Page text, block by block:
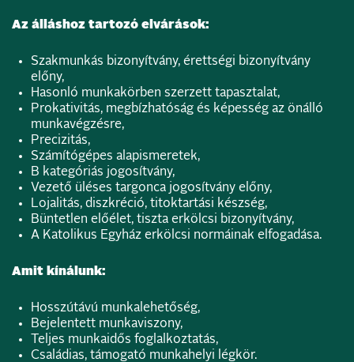
Az álláshoz tartozó elvárások:
Szakmunkás bizonyítvány, érettségi bizonyítvány
előny,
Hasonló munkakörben szerzett tapasztalat,
Prokativitás, megbízhatóság és képesség az önálló
munkavégzésre,
Precizitás,
Számítógépes alapismeretek,
B kategóriás jogosítvány,
Vezető üléses targonca jogosítvány előny,
Lojalitás, diszkréció, titoktartási készség,
Büntetlen előélet, tiszta erkölcsi bizonyítvány,
A Katolikus Egyház erkölcsi normáinak elfogadása.
Amit kínálunk:
Hosszútávú munkalehetőség,
Bejelentett munkaviszony,
Teljes munkaidős foglalkoztatás,
Családias, támogató munkahelyi légkör.